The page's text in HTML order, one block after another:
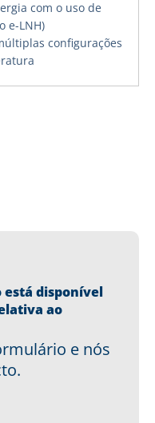
com o uso de
e-LNH)
configurações
está disponível
ao
e nós